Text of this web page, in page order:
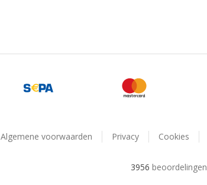
Algemene voorwaarden Privacy Cookies
3956 beoordelingen